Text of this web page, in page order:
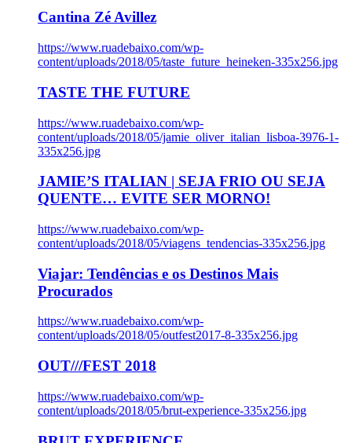
Cantina Zé Avillez
https://www.ruadebaixo.com/wp-
content/uploads/2018/05/taste_future_heineken-335x256.jpg
TASTE THE FUTURE
https://www.ruadebaixo.com/wp-
content/uploads/2018/05/jamie_oliver_italian_lisboa-3976-1-
335x256.jpg
JAMIE’S ITALIAN | SEJA FRIO OU SEJA
QUENTE… EVITE SER MORNO!
https://www.ruadebaixo.com/wp-
content/uploads/2018/05/viagens_tendencias-335x256.jpg
Viajar: Tendências e os Destinos Mais
Procurados
https://www.ruadebaixo.com/wp-
content/uploads/2018/05/outfest2017-8-335x256.jpg
OUT///FEST 2018
https://www.ruadebaixo.com/wp-
content/uploads/2018/05/brut-experience-335x256.jpg